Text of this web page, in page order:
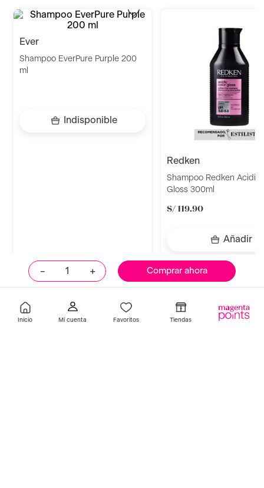
Inicio Favoritos Tiendas
＋
－ Comprar ahora
redken
Shampoo Redken Acidic
Gloss 300ml
S/ 119.90
Añadir
Llevalos juntos